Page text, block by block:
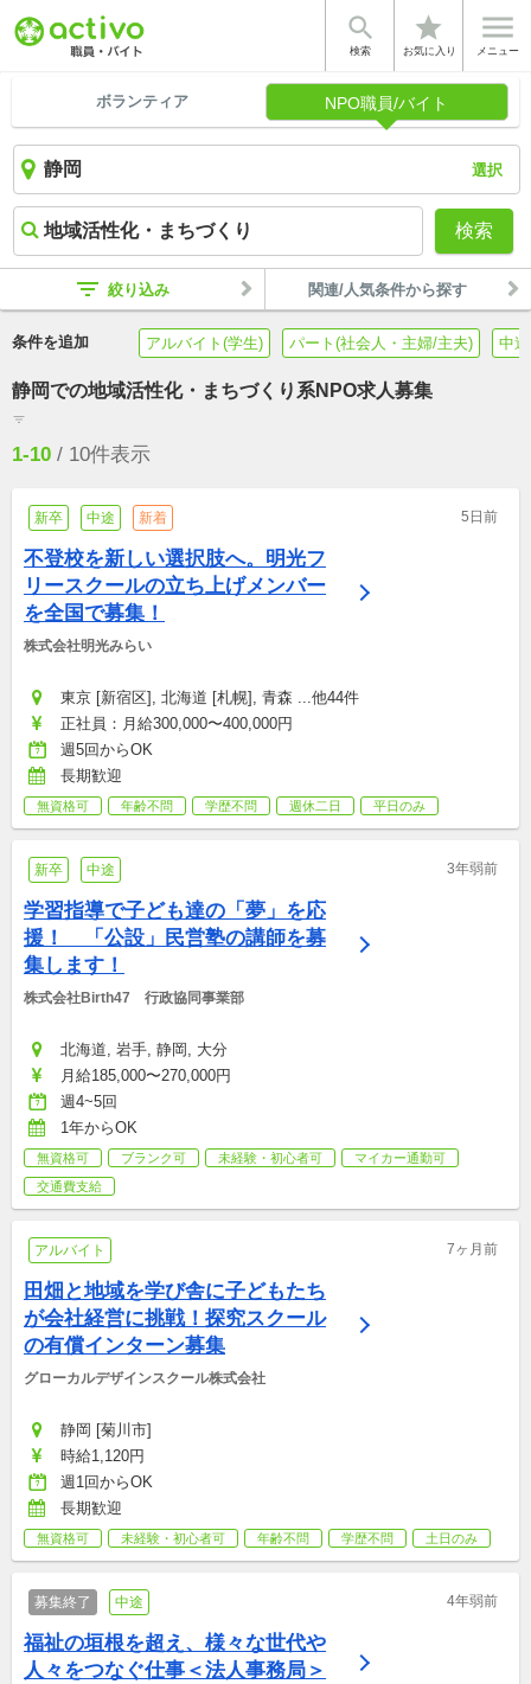

検索
star
お気に入り

メニュー
ボランティア NPO職員/バイト
選択
検索
filter_list 絞り込み 関連/人気条件から探す
条件を追加 アルバイト(学生) パート(社会人・主婦/主夫) 中
静岡での地域活性化・まちづくり系NPO求人募集
filter_list
1-10 / 10件表示
新卒 中途 新着 5日前
不登校を新しい選択肢へ。明光フ
リースクールの立ち上げメンバー
を全国で募集！
株式会社明光みらい
東京 [新宿区], 北海道 [札幌], 青森 ...他44件
正社員：月給300,000〜400,000円
週5回からOK
長期歓迎
無資格可 年齢不問 学歴不問 週休二日 平日のみ
新卒 中途 3年弱前
学習指導で子ども達の「夢」を応
援！　「公設」民営塾の講師を募
集します！
株式会社Birth47　行政協同事業部
北海道, 岩手, 静岡, 大分
月給185,000〜270,000円
週4~5回
1年からOK
無資格可 ブランク可 未経験・初心者可
マイカー通勤可
交通費支給
アルバイト 7ヶ月前
田畑と地域を学び舎に子どもたち
が会社経営に挑戦！探究スクール
の有償インターン募集
グローカルデザインスクール株式会社
静岡 [菊川市]
時給1,120円
週1回からOK
長期歓迎
無資格可 未経験・初心者可 年齢不問 学歴不問 土日のみ
募集終了 中途 4年弱前
福祉の垣根を超え、様々な世代や
人々をつなぐ仕事＜法人事務局＞